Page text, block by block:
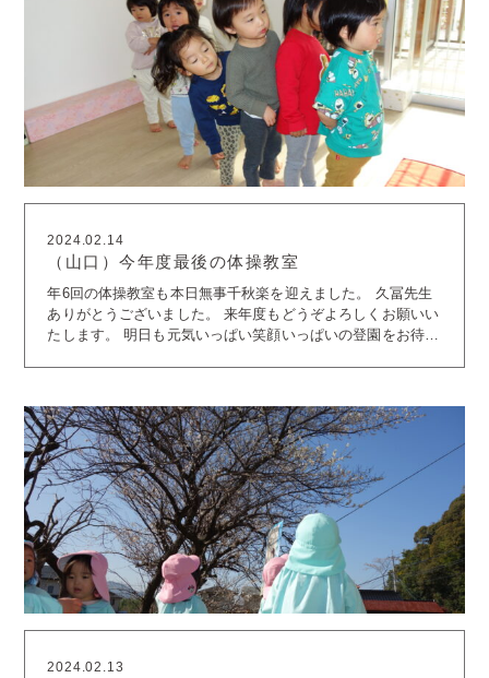
さんはレジを交代しながらせっせと働きます
レジをした
り、商品を勧める姿もサマになっていました。 こんな姿、小
さい子から見たら憧れちゃいますね
張ってくれました（笑） そして、毎年この日は派手眼鏡の子
どもたちがチラホラ・・・ みんな似合ってるね
品も売り切れました。 お部屋でもお店屋さんごっこを楽しみ
ます。 お昼はレストランに変身
変身して配ってくれました。 今年も大盛況のショッピングセ
ンターココモ。 来年も楽しみです
2024.02.14
（山口）今年度最後の体操教室
年6回の体操教室も本日無事千秋楽を迎えました。 久冨先生
ありがとうございました。 来年度もどうぞよろしくお願いい
たします。 明日も元気いっぱい笑顔いっぱいの登園をお待ち
2024.02.13